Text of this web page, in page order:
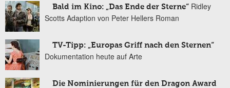
Bald im Kino: „Das Ende der Sterne“ Ridley
Scotts Adaption von Peter Hellers Roman
TV-Tipp: „Europas Griff nach den Sternen“
Dokumentation heute auf Arte
Die Nominierungen für den Dragon Award